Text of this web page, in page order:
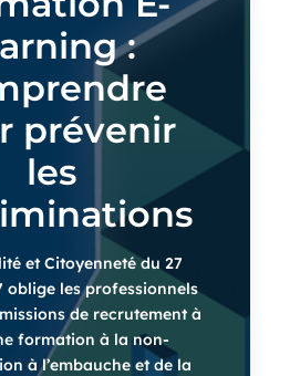
:
prévenir
les
et Citoyenneté du 27
oblige les professionnels
de recrutement à
formation à la non-
à l’embauche et de la